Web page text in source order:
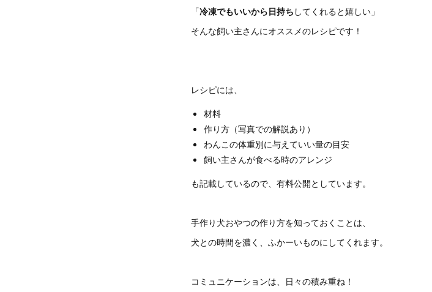
「冷凍でもいいから日持ち してくれると嬉しい」
そんな飼い主さんにオススメのレシピです！
レシピには、
材料
作り方（写真での解説あり）
わんこの体重別に与えていい量の目安
飼い主さんが食べる時のアレンジ
も記載しているので、有料公開としています。
手作り犬おやつの作り方を知っておくことは、
犬との時間を濃く、ふかーいものにしてくれます。
コミュニケーションは、日々の積み重ね！